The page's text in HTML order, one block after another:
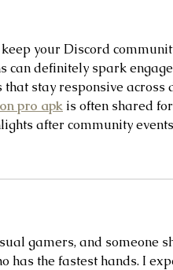
your Discord
can definitely spark
stay responsive across
pro apk is often shared
after community
gamers, and someone
has the fastest hands. I